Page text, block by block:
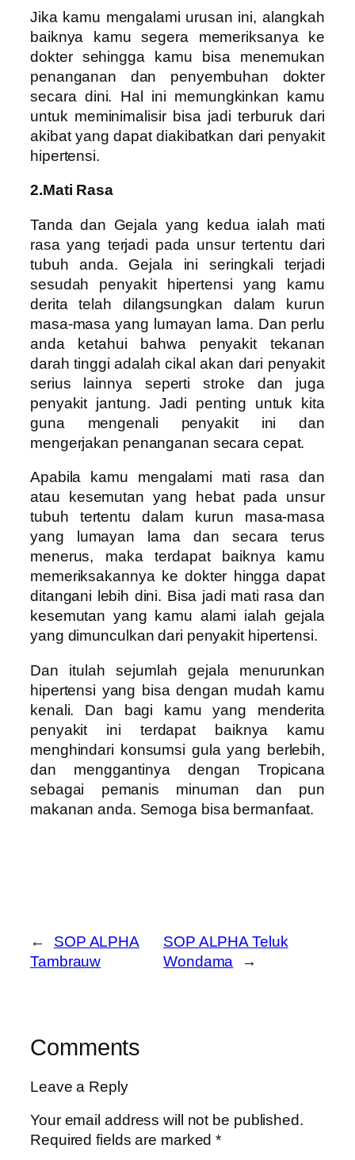
Jika kamu mengalami urusan ini, alangkah
baiknya kamu segera memeriksanya ke
dokter sehingga kamu bisa menemukan
penanganan dan penyembuhan dokter
secara dini. Hal ini memungkinkan kamu
untuk meminimalisir bisa jadi terburuk dari
akibat yang dapat diakibatkan dari penyakit
hipertensi.
2.Mati Rasa
Tanda dan Gejala yang kedua ialah mati
rasa yang terjadi pada unsur tertentu dari
tubuh anda. Gejala ini seringkali terjadi
sesudah penyakit hipertensi yang kamu
derita telah dilangsungkan dalam kurun
masa-masa yang lumayan lama. Dan perlu
anda ketahui bahwa penyakit tekanan
darah tinggi adalah cikal akan dari penyakit
serius lainnya seperti stroke dan juga
penyakit jantung. Jadi penting untuk kita
guna mengenali penyakit ini dan
mengerjakan penanganan secara cepat.
Apabila kamu mengalami mati rasa dan
atau kesemutan yang hebat pada unsur
tubuh tertentu dalam kurun masa-masa
yang lumayan lama dan secara terus
menerus, maka terdapat baiknya kamu
memeriksakannya ke dokter hingga dapat
ditangani lebih dini. Bisa jadi mati rasa dan
kesemutan yang kamu alami ialah gejala
yang dimunculkan dari penyakit hipertensi.
Dan itulah sejumlah gejala menurunkan
hipertensi yang bisa dengan mudah kamu
kenali. Dan bagi kamu yang menderita
penyakit ini terdapat baiknya kamu
menghindari konsumsi gula yang berlebih,
dan menggantinya dengan Tropicana
sebagai pemanis minuman dan pun
makanan anda. Semoga bisa bermanfaat.
←
SOP ALPHA
Tambrauw
SOP ALPHA Teluk
Wondama
→
Comments
Leave a Reply
Your email address will not be published.
Required fields are marked*